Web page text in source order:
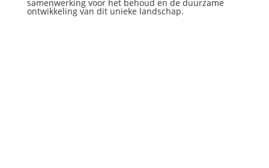
samenwerking voor het behoud en de duurzame
ontwikkeling van dit unieke landschap.